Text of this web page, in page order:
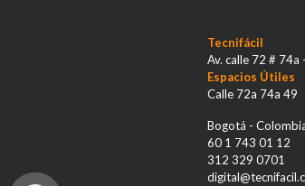
Tecnifácil
Av. calle 72 # 74a
Espacios Útiles
Calle 72a 74a 49
Bogotá -
60 1 743 01 12
312 329 0701